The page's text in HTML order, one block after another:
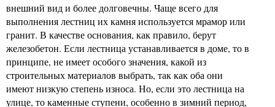
внешний вид и более долговечны. Чаще всего для
выполнения лестниц их камня используется мрамор или
гранит. В качестве основания, как правило, берут
железобетон. Если лестница устанавливается в доме, то в
принципе, не имеет особого значения, какой из
строительных материалов выбрать, так как оба они
имеют низкую степень износа. Но, если это лестница на
улице, то каменные ступени, особенно в зимний период,